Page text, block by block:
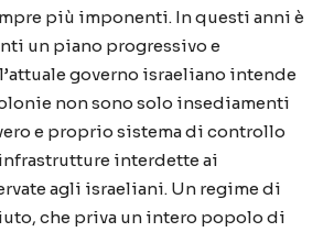
più imponenti. In questi anni è
un piano progressivo e
governo israeliano intende
non sono solo insediamenti
e proprio sistema di controllo
interdette ai
agli israeliani. Un regime di
che priva un intero popolo di